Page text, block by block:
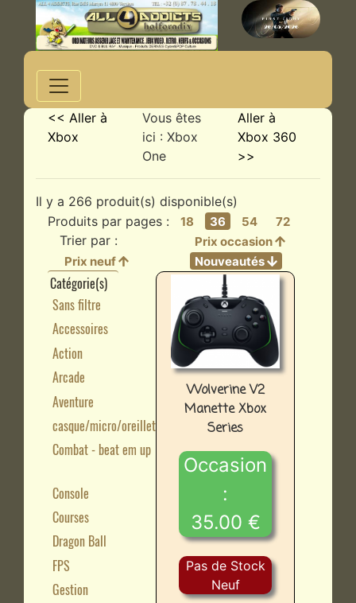
<< Aller à
Xbox
Vous êtes
ici : Xbox
One
Aller à
Xbox 360
>>
Il y a 266 produit(s) disponible(s)
Produits par pages :
18 36 54 72
Trier par :
Prix occasion
Prix neuf
Nouveautés
Catégorie(s)
Sans filtre
Accessoires
Action
Arcade
Aventure
casque/micro/oreillette
Combat - beat em up
Console
Courses
Dragon Ball
FPS
Gestion
Wolverine V2
Manette Xbox
Series
Occasion
:
35.00 €
Pas de Stock
Neuf